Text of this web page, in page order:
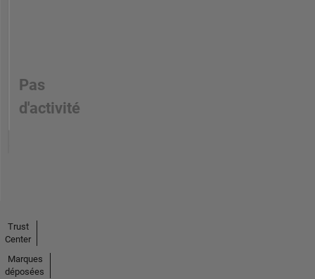
Pas
d'activité
Trust
Center
Marques
déposées